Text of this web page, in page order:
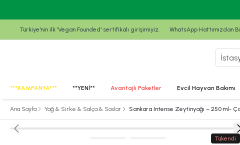
Türkiye'nin ilk 'Vegan Founded' sertifikalı girişimiyiz. WhatsApp Hattımızdan
***KAMPANYA*** **YENİ** Avantajlı Paketler Evcil Hayvan Bakımı
Ana Sayfa Yağ & Sirke & Salça & Soslar Sankara Intense Zeytinyağı – 250 ml-
Tükendi